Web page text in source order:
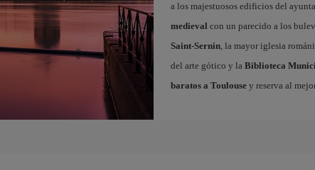
a los majestuosos edificios del
medieval con un parecido a los
Saint-Sernin, la mayor iglesia
del arte gótico y la Biblioteca
baratos a Toulousey reserva al